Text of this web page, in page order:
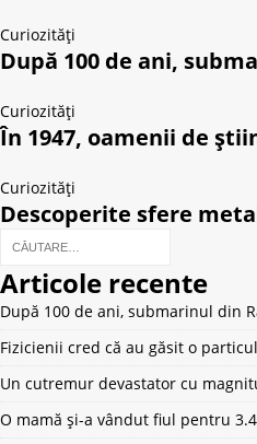
Curiozități
După 100 de ani,
Curiozități
În 1947, oamenii de
Curiozități
Descoperite sfere
Articole recente
După 100 de ani, submarinul din
Fizicienii cred că au găsit o
Un cutremur devastator cu
O mamă și-a vândut fiul pentru